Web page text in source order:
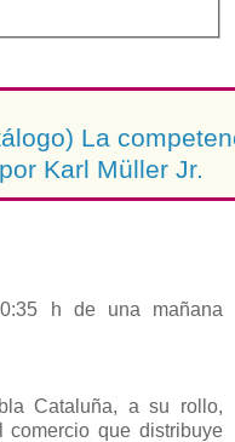
La
Karl Müller Jr.
h de una mañana
Cataluña, a su rollo,
que distribuye